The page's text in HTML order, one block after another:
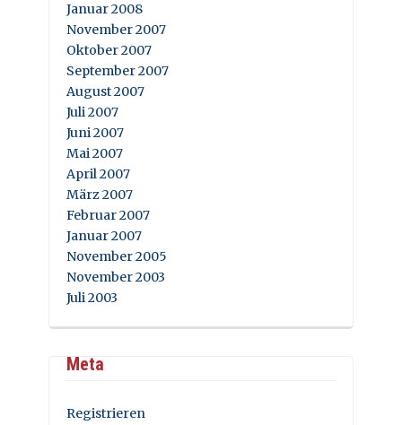
Januar 2008
November 2007
Oktober 2007
September 2007
August 2007
Juli 2007
Juni 2007
Mai 2007
April 2007
März 2007
Februar 2007
Januar 2007
November 2005
November 2003
Juli 2003
Meta
Registrieren